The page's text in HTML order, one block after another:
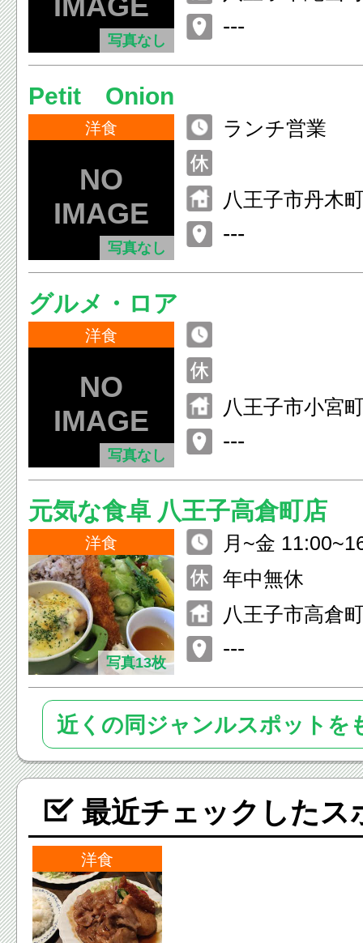
写真なし
---
Petit Onion
洋食
写真なし
ランチ営業
八王子市丹木
---
グルメ・ロア
洋食
写真なし
八王子市小宮
---
元気な食卓 八王子高倉町店
洋食
写真13枚
月~金
年中無休
八王子市高倉
---
近くの同ジャンルスポットを
最近チェックしたス
洋食